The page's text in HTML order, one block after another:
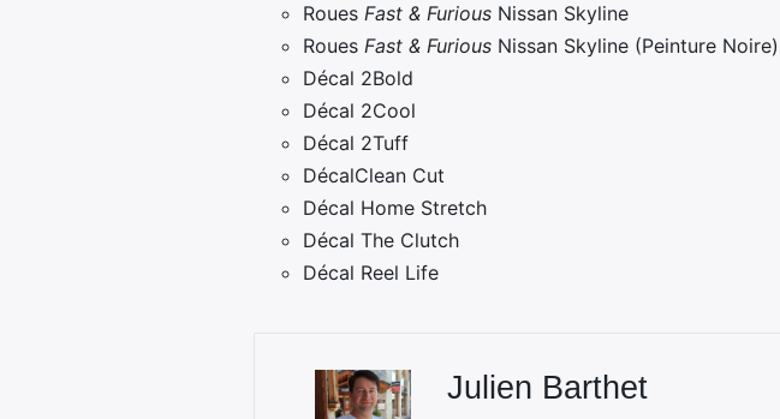
Roues Fast & Furious Nissan Skyline
Roues Fast & Furious Nissan Skyline (Peinture Noire)
Décal 2Bold
Décal 2Cool
Décal 2Tuff
DécalClean Cut
Décal Home Stretch
Décal The Clutch
Décal Reel Life
Julien Barthet